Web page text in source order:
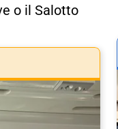
o il Salotto